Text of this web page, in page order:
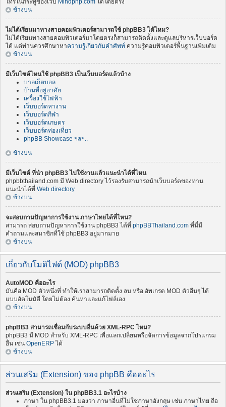
โทรในกระทู้ของเว็บ Mindphp.com ได้โดยตรง
ข้างบน
ไม่ได้เรียนมาทางสายคอมพิวเตอร์สามารถใช้ phpBB3 ได้ไหม?
ไม่ได้เรียนทางสายคอมพิวเตอร์มาโดยตรงก็สามารถติดตั้งและดูแลบริหารเว็บบอร์ด
ได้ แต่ท่านควรศึกษาหาความรู้เกี่ยวกับคำศัพท์ ความรู้คอมพิวเตอร์พื้นฐานเพิ่มเติม
ข้างบน
มีเว็บไซต์ไหนใช้ phpBB3 เป็นเว็บบอร์ดแล้วบ้าง
บาลเก็ตบอล
บ้านที่อยู่อาศัย
เครื่องใช้ไฟฟ้า
เว็บบอร์ดหางาน
เว็บบอร์ดกีฬา
เว็บบอร์ดเกษตร
เว็บบอร์ดท่องเที่ยว
phpBB Showcase ฯลฯ..
ข้างบน
มีเว็บไซต์ ที่นำ phpBB3 ไปใช้งานแล้วแนะนำได้ที่ไหน
phpbbthailand.com มี Web directory ไว้รองรับสามารถนำเว็บบอร์ดของท่าน
แนะนำได้ที่ Web directory
ข้างบน
จะสอบถามปัญหาการใช้งาน ภาษาไทยได้ที่ไหน?
สามารถ สอบถามปัญหาการใช้งาน phpBB3 ได้ที่ phpBBThailand.com ที่นี่มี
คำถามและสมาชิกที่ใช้ phpBB3 อยู่มากมาย
ข้างบน
เกี่ยวกับโมดิไฟด์ (MOD) phpBB3
AutoMOD คืออะไร
มันคือ MOD ตัวหนึ่งที่ ทำให้เราสามารถติดตั้ง ลบ หรือ อัพเกรด MOD ตัวอื่นๆ ได้
แบบอัตโนมัตื โดยไม่ต้อง ค้นหาและแก้ไฟล์เอง
ข้างบน
phpBB3 สามารถเชื่อมกับระบบอื่นด้วย XML-RPC ไหม?
phpBB3 มี MOD สำหรับ XML-RPC เพื่อแลกเปลี่ยนหรือจัดการข้อมูลจากโปรแกรม
อื่น เช่น OpenERP ได้
ข้างบน
ส่วนเสริม (Extension) ของ phpBB คืออะไร
ส่วนเสริม (Extension) ใน phpBB3.1 อะไรบ้าง
ภาษา ใน phpBB3.1 มองว่า ภาษาอื่นที่ไม่ใช่ภาษาอังกฤษ เช่น ภาษาไทย ถือ